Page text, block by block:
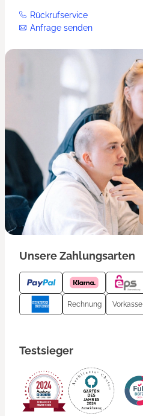
Rückrufservice
Anfrage senden
Unsere Zahlungsarten
Rechnung Vorkasse
Testsieger